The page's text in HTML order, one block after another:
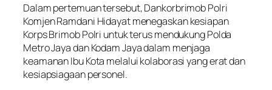
Dalam pertemuan tersebut, Dankorbrimob Polri
Komjen Ramdani Hidayat menegaskan kesiapan
Korps Brimob Polri untuk terus mendukung Polda
Metro Jaya dan Kodam Jaya dalam menjaga
keamanan Ibu Kota melalui kolaborasi yang erat dan
kesiapsiagaan personel.